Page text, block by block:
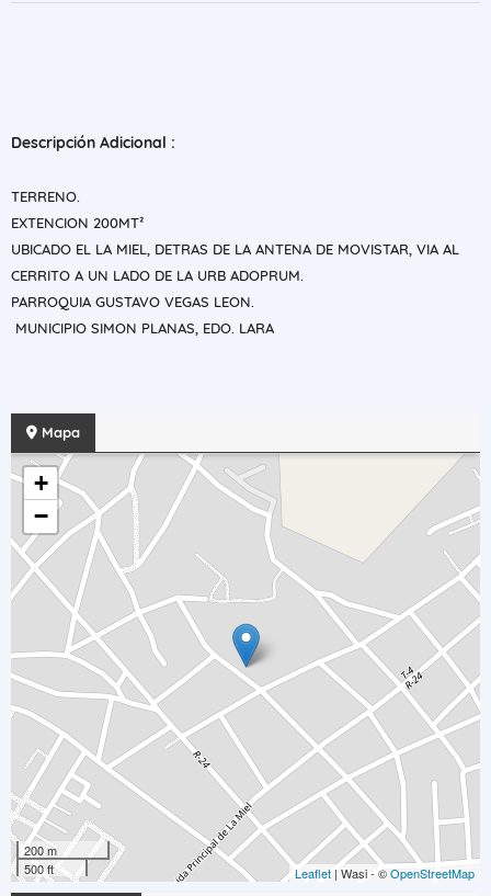
Descripción Adicional :
TERRENO.
EXTENCION 200MT²
UBICADO EL LA MIEL, DETRAS DE LA ANTENA DE MOVISTAR, VIA AL
CERRITO A UN LADO DE LA URB ADOPRUM.
PARROQUIA GUSTAVO VEGAS LEON.
MUNICIPIO SIMON PLANAS, EDO. LARA
Mapa
+
−
200 m
500 ft
Leaflet | Wasi - ©OpenStreetMap